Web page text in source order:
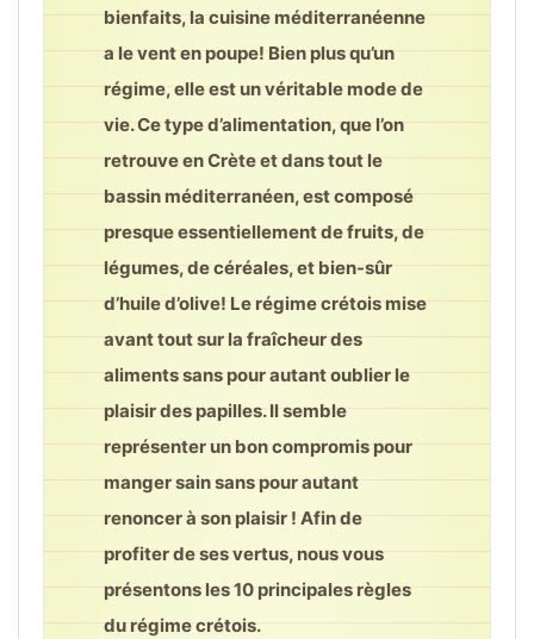
bienfaits, la cuisine méditerranéenne
a le vent en poupe! Bien plus qu’un
régime, elle est un véritable mode de
vie. Ce type d’alimentation, que l’on
retrouve en Crète et dans tout le
bassin méditerranéen, est composé
presque essentiellement de fruits, de
légumes, de céréales, et bien-sûr
d’huile d’olive! Le régime crétois mise
avant tout sur la fraîcheur des
aliments sans pour autant oublier le
plaisir des papilles. Il semble
représenter un bon compromis pour
manger sain sans pour autant
renoncer à son plaisir ! Afin de
profiter de ses vertus, nous vous
présentons les 10 principales règles
du régime crétois.